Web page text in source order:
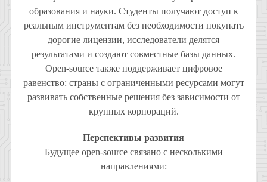
образования и науки. Студенты получают доступ к
реальным инструментам без необходимости покупать
дорогие лицензии, исследователи делятся
результатами и создают совместные базы данных.
Open-source также поддерживает цифровое
равенство: страны с ограниченными ресурсами могут
развивать собственные решения без зависимости от
крупных корпораций.
Перспективы развития
Будущее open-source связано с несколькими
направлениями: